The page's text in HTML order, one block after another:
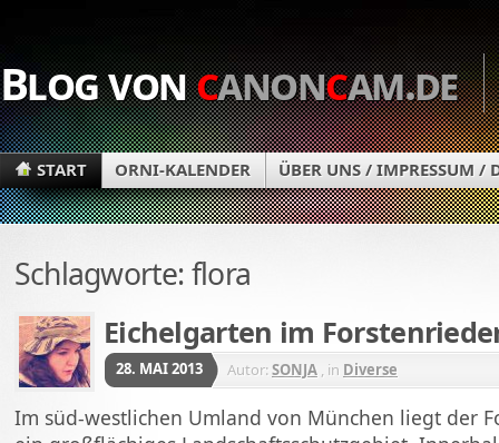
Blog voncanoncam.de
START ORNI-KALENDER ÜBER UNS / IMPRESSUM /
Schlagworte: flora
Eichelgarten im
28. MAI 2013 Autor:SONJA , in Diverse
Im süd-westlichen Umland von München liegt der